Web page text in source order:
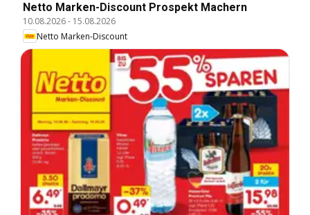
Netto Marken-Discount Prospekt Machern
10.08.2026- 15.08.2026
Netto Marken-Discount